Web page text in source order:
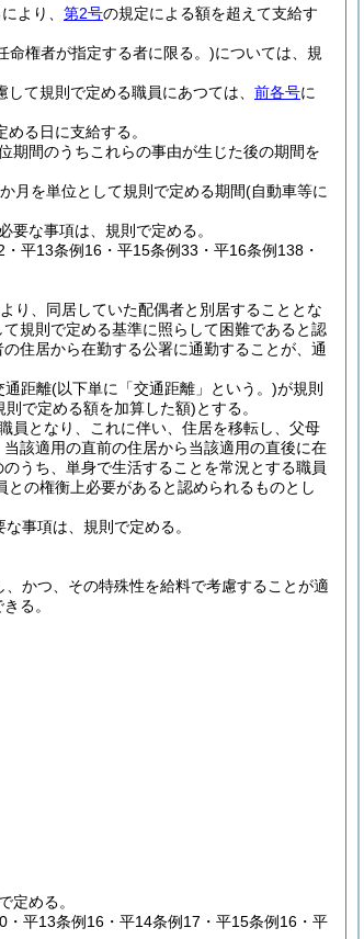
より、 第2号の規定による額を超えて支給す
命権者が指定する者に限る。)については、規
て規則で定める職員にあつては、 前各号に
る日に支給する。
期間のうちこれらの事由が生じた後の期間を
月を単位として規則で定める期間(自動車等に
な事項は、規則で定める。
平13条例16・平15条例33・平16条例138・
り、同居していた配偶者と別居することとな
規則で定める基準に照らして困難であると認
住居から在勤する公署に通勤することが、通
通距離(以下単に「交通距離」という。)が規則
で定める額を加算した額)とする。
員となり、これに伴い、住居を移転し、父母
該適用の直前の住居から当該適用の直後に在
うち、単身で生活することを常況とする職員
の権衡上必要があると認められるものとし
事項は、規則で定める。
かつ、その特殊性を給料で考慮することが適
る。
定める。
平13条例16・平14条例17・平15条例16・平